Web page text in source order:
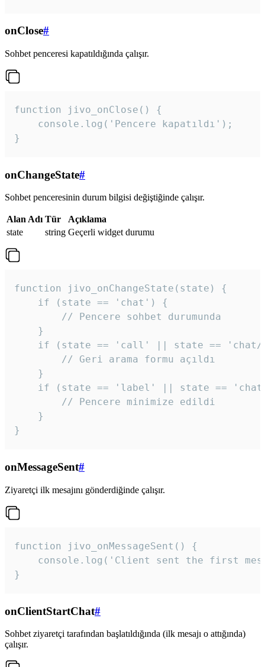
onClose#
Sohbet penceresi kapatıldığında çalışır.
function jivo_onClose() {
    console.log('Pencere kapatıldı');
}
onChangeState#
Sohbet penceresinin durum bilgisi değiştiğinde çalışır.
Alan Adı Tür
Açıklama
state
string Geçerli widget durumu
function jivo_onChangeState(state) {
    if (state == 'chat') {
        // Pencere sohbet durumunda
    }
if (state == 'call' || state ==
        // Geri arama formu açıldı
    }
if (state == 'label' || state ==
        // Pencere minimize edildi
    }
}
onMessageSent#
Ziyaretçi ilk mesajını gönderdiğinde çalışır.
function jivo_onMessageSent() {
console.log('Client sent the first
}
onClientStartChat#
Sohbet ziyaretçi tarafından başlatıldığında (ilk mesajı o attığında)
çalışır.